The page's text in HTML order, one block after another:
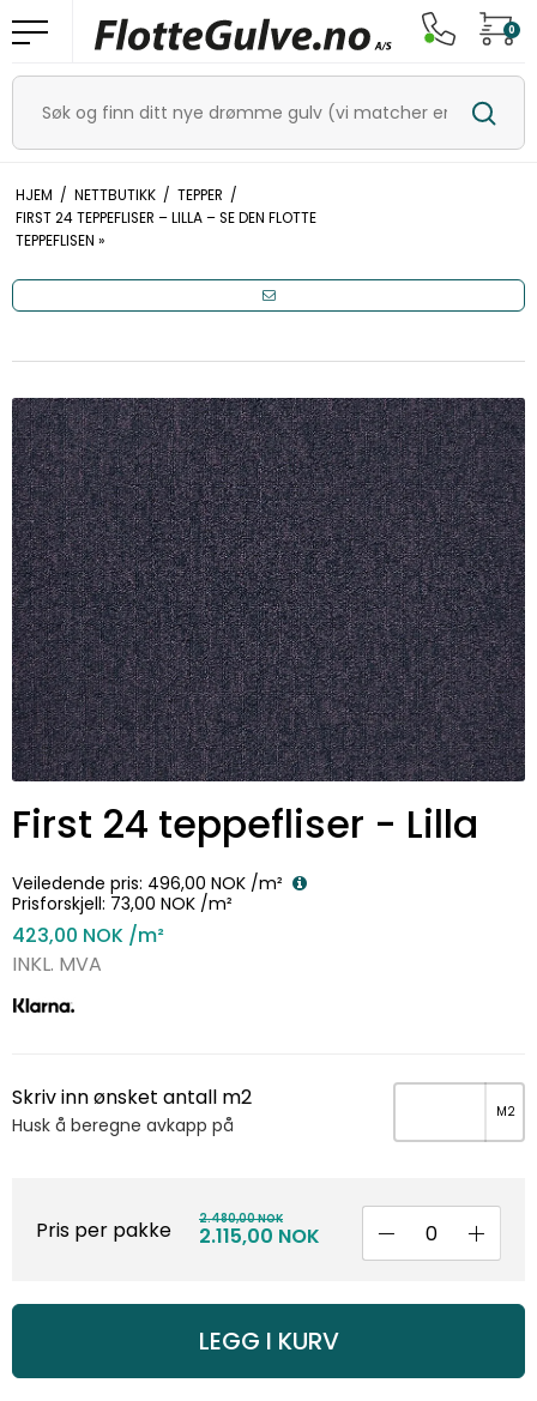
0
HJEM / NETTBUTIKK / TEPPER /
FIRST 24 TEPPEFLISER – LILLA – SE DEN FLOTTE
TEPPEFLISEN »
First 24 teppefliser - Lilla
Veiledende pris: 496,00 NOK /m²
Prisforskjell: 73,00 NOK /m²
423,00 NOK /m²
INKL. MVA
Skriv inn ønsket antall m2
Husk å beregne avkapp på
Pris per pakke 2.480,00 NOK
2.115,00 NOK
LEGG I KURV